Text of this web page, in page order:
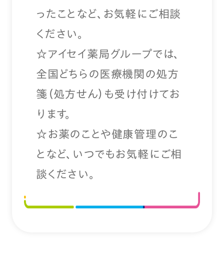
ったことなど、お気軽にご相談
ください。
☆アイセイ薬局グループでは、
全国どちらの医療機関の処方
箋（処方せん）も受け付けてお
ります。
☆お薬のことや健康管理のこ
となど、いつでもお気軽にご相
談ください。